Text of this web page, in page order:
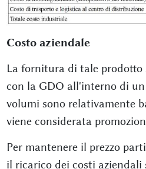
Costo aziendale
La fornitura di tale prodotto
con la GDO all'interno di
volumi sono relativamente
viene considerata
Per mantenere il prezzo
il ricarico dei costi